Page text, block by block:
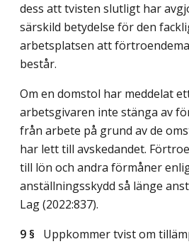
dess att tvisten slutligt har
särskild betydelse för den
arbetsplatsen att
består.
Om en domstol har meddelat
arbetsgivaren inte stänga av
från arbete på grund av de
har lett till avskedandet.
till lön och andra förmåner
anställningsskydd så länge
Lag (2022:837).
9 § Uppkommer tvist om